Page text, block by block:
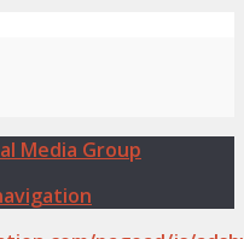
Media Group